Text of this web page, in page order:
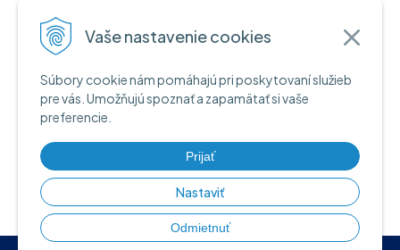
Vaše nastavenie cookies
Súbory cookie nám pomáhajú pri poskytovaní služieb
pre vás. Umožňujú spoznať a zapamätať si vaše
preferencie.
Prijať
Nastaviť
Odmietnuť
MOŽNOSTI PLATBY
A INFORMAČNÉ ZDROJE
Platba kartou online